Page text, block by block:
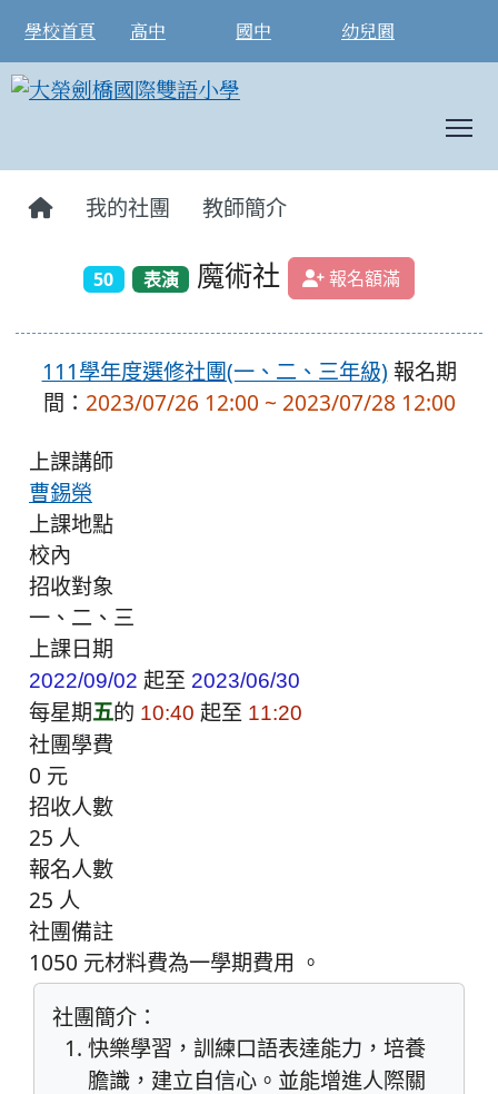
學校首頁 高中 國中 幼兒園
我的社團 教師簡介
50 表演 魔術社 報名額滿
111學年度選修社團(一、二、三年級) 報名期
間： 2023/07/26 12:00 ~ 2023/07/28 12:00
上課講師
曹錫榮
上課地點
校內
招收對象
一、二、三
上課日期
2022/09/02 起至 2023/06/30
每星期五的 10:40 起至 11:20
社團學費
0 元
招收人數
25 人
報名人數
25 人
社團備註
1050 元材料費為一學期費用 。
社團簡介：
快樂學習，訓練口語表達能力，培養
膽識，建立自信心。並能增進人際關